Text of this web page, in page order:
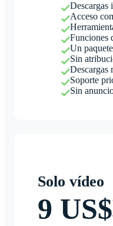
Descargas
Acceso
Funciones
Un
Sin
Descargas
Soporte
Sin
Solo vídeo
9 US$